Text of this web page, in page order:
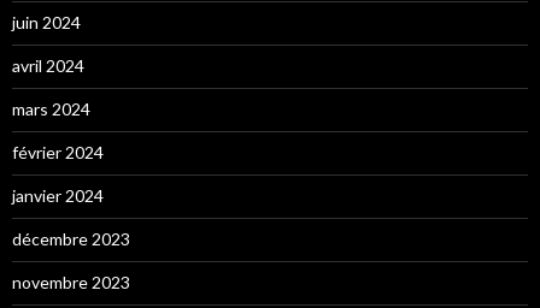
juin 2024
avril 2024
mars 2024
février 2024
janvier 2024
décembre 2023
novembre 2023